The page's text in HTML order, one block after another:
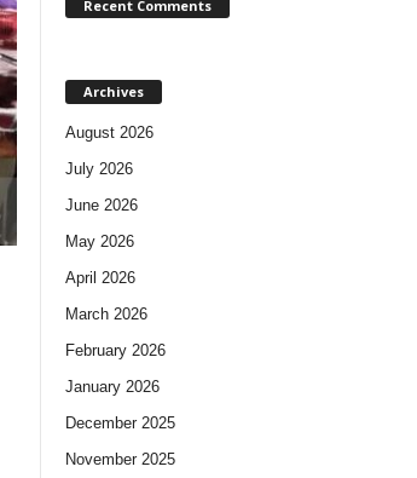
Recent Comments
Archives
August 2026
July 2026
June 2026
May 2026
April 2026
March 2026
February 2026
January 2026
December 2025
November 2025